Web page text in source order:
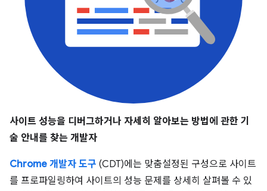
사이트 성능을 디버그하거나 자세히 알아보는 방법에 관한 기
술 안내를 찾는 개발자
Chrome 개발자 도구 (CDT)에는 맞춤설정된 구성으로 사이트
를 프로파일링하여 사이트의 성능 문제를 상세히 살펴볼 수 있